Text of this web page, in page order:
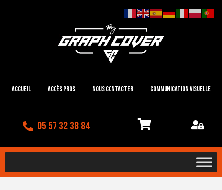
Accueil Accès Pros Nous contacter Communication visuelle
05 57 32 38 84